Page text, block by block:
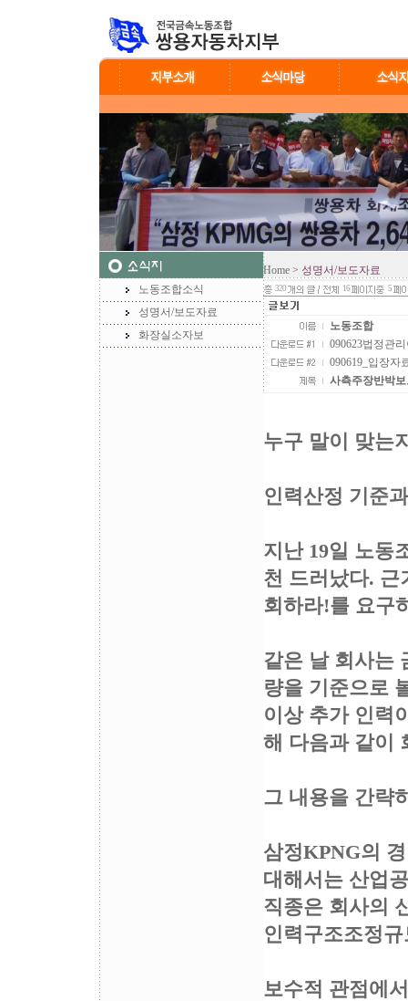
노동조합소식
성명서/보도자료
화장실소자보
Home > 성명서/보도자료
320 16 5
노동조합
090623법정관
090619_입장자
사측주장반박
누구 말이 맞는
인력산정 기준
지난 19일 노동
천 드러났다. 근
회하라!를 요구
같은 날 회사는
량을 기준으로
이상 추가 인력
해 다음과 같이
그 내용을 간략
삼정KPNG의
대해서는 산업
직종은 회사의
인력구조조정
보수적 관점에